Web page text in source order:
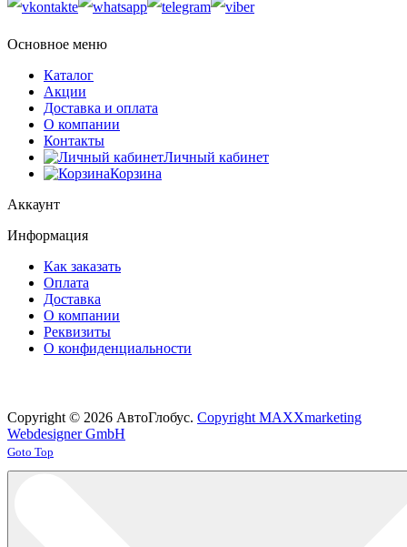
Основное меню
Каталог
Акции
Доставка и оплата
О компании
Контакты
Личный кабинет
Корзина
Аккаунт
Информация
Как заказать
Оплата
Доставка
О компании
Реквизиты
О конфиденциальности
Copyright © 2026 АвтоГлобус. Copyright MAXXmarketing
Webdesigner GmbH
Joomla! 3 Templates
Goto Top